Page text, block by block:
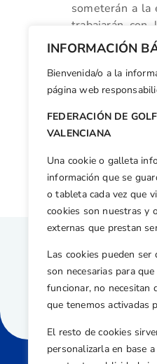
INFORMACIÓN
Bienvenida/o a la
página web
FEDERACIÓN DE
VALENCIANA
Una cookie o galleta
información que se
o tableta cada vez que
cookies son nuestras y
externas que prestan
Las cookies pueden ser
son necesarias para
funcionar, no necesitan
que tenemos activadas
El resto de cookies
personalizarla en base
someterán a la
trabajarán con
Excelencia de
X